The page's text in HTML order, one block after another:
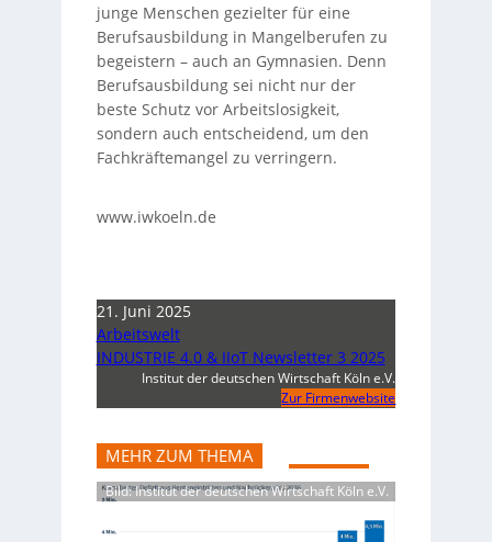
junge Menschen gezielter für eine
Berufsausbildung in Mangelberufen zu
begeistern – auch an Gymnasien. Denn
Berufsausbildung sei nicht nur der
beste Schutz vor Arbeitslosigkeit,
sondern auch entscheidend, um den
Fachkräftemangel zu verringern.
www.iwkoeln.de
21. Juni 2025
Arbeitswelt
INDUSTRIE 4.0 & IIoT Newsletter 3 2025
Institut der deutschen Wirtschaft Köln e.V.
Zur Firmenwebsite
MEHR ZUM THEMA
Bild: Institut der deutschen Wirtschaft Köln e.V.